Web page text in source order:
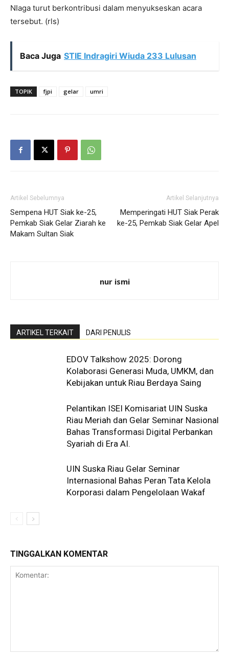
NIaga turut berkontribusi dalam menyukseskan acara
tersebut. (rls)
Baca Juga STIE Indragiri Wiuda 233 Lulusan
TOPIK fjpi gelar umri
Artikel Sebelumnya
Sempena HUT Siak ke-25,
Pemkab Siak Gelar Ziarah ke
Makam Sultan Siak
Artikel Selanjutnya
Memperingati HUT Siak Perak
ke-25, Pemkab Siak Gelar Apel
nur ismi
ARTIKEL TERKAIT DARI PENULIS
EDOV Talkshow 2025: Dorong
Kolaborasi Generasi Muda, UMKM, dan
Kebijakan untuk Riau Berdaya Saing
Pelantikan ISEI Komisariat UIN Suska
Riau Meriah dan Gelar Seminar Nasional
Bahas Transformasi Digital Perbankan
Syariah di Era AI.
UIN Suska Riau Gelar Seminar
Internasional Bahas Peran Tata Kelola
Korporasi dalam Pengelolaan Wakaf
TINGGALKAN KOMENTAR